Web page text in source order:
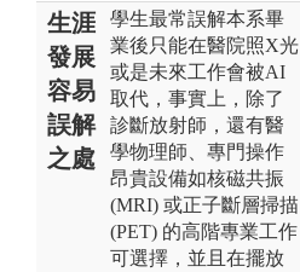
生涯
發展
容易
誤解
之處
學生最常誤解本系畢
業後只能在醫院照X光
或是未來工作會被AI
取代，事實上，除了
診斷放射師，還有醫
學物理師、專門操作
昂貴設備如核磁共振
(MRI) 或正子斷層掃描
(PET) 的高階專業工作
可選擇，並且在擺放